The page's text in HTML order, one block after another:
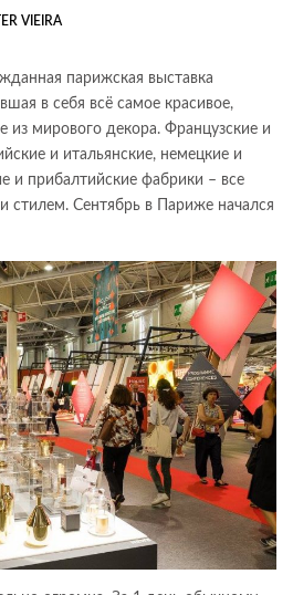
VIEIRA
парижская выставка
в себя всё самое красивое,
из мирового декора. Французские и
и итальянские, немецкие и
и прибалтийские фабрики – все
стилем. Сентябрь в Париже начался